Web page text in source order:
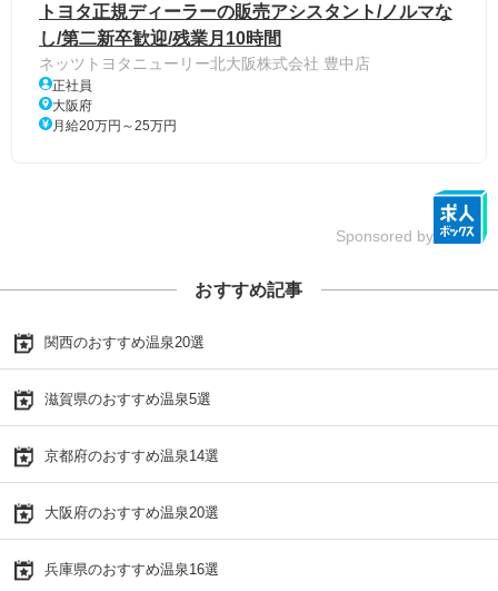
トヨタ正規ディーラーの販売アシスタント/ノルマな
し/第二新卒歓迎/残業月10時間
ネッツトヨタニューリー北大阪株式会社 豊中店
正社員
大阪府
月給20万円～25万円
Sponsored by
おすすめ記事
関西のおすすめ温泉20選
滋賀県のおすすめ温泉5選
京都府のおすすめ温泉14選
大阪府のおすすめ温泉20選
兵庫県のおすすめ温泉16選